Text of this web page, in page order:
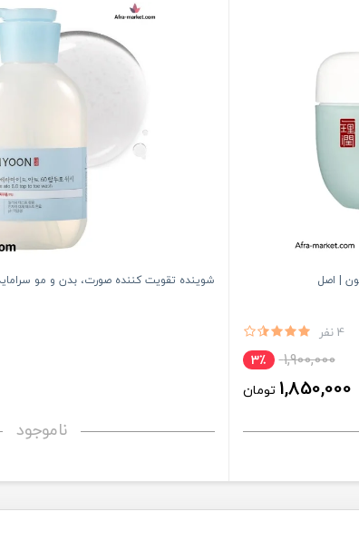
| اصل
4 نفر
1,900,000 3٪
1,850,000 تومان
شوینده تقویت کننده صورت، بدن و مو
ناموجود